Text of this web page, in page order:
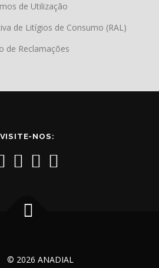
de Utilização
de Litígios de Consumo (RAL)
de Reclamações
VISITE-NOS:
ANADIAL